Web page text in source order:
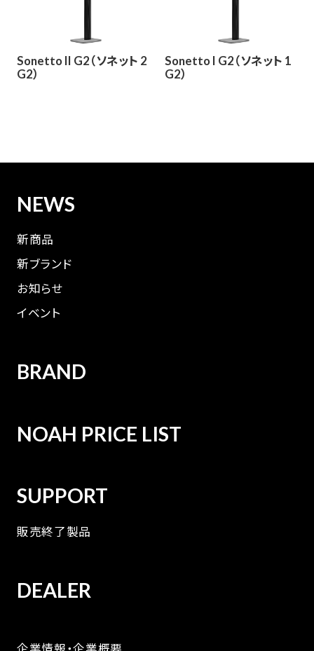
Sonetto II G2（ソネット 2
G2）
Sonetto I G2（ソネット 1
G2）
NEWS
新商品
新ブランド
お知らせ
イベント
BRAND
NOAH PRICE LIST
SUPPORT
販売終了製品
DEALER